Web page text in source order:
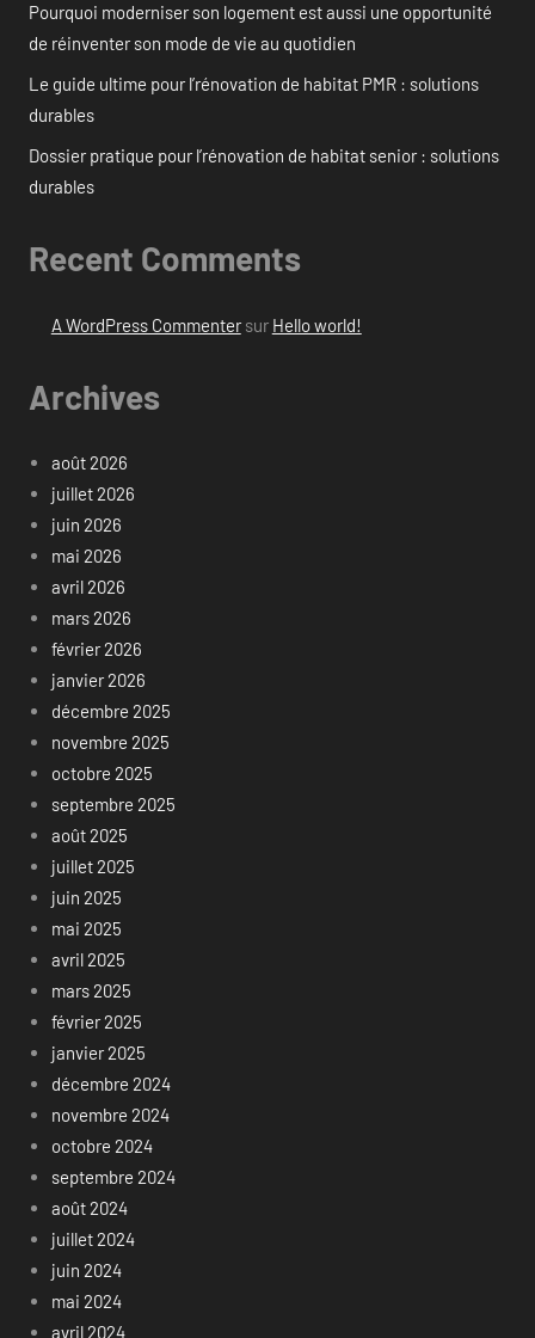
Pourquoi moderniser son logement est aussi une opportunité
de réinventer son mode de vie au quotidien
Le guide ultime pour l’rénovation de habitat PMR : solutions
durables
Dossier pratique pour l’rénovation de habitat senior : solutions
durables
Recent Comments
A WordPress Commentersur Hello world!
Archives
août 2026
juillet 2026
juin 2026
mai 2026
avril 2026
mars 2026
février 2026
janvier 2026
décembre 2025
novembre 2025
octobre 2025
septembre 2025
août 2025
juillet 2025
juin 2025
mai 2025
avril 2025
mars 2025
février 2025
janvier 2025
décembre 2024
novembre 2024
octobre 2024
septembre 2024
août 2024
juillet 2024
juin 2024
mai 2024
avril 2024